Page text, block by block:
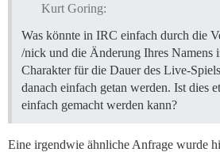
Kurt Goring:
Was könnte in IRC einfach durch die
/nick und die Änderung Ihres Namens
Charakter für die Dauer des Live-
danach einfach getan werden. Ist dies
einfach gemacht werden kann?
Eine irgendwie ähnliche Anfrage wurde